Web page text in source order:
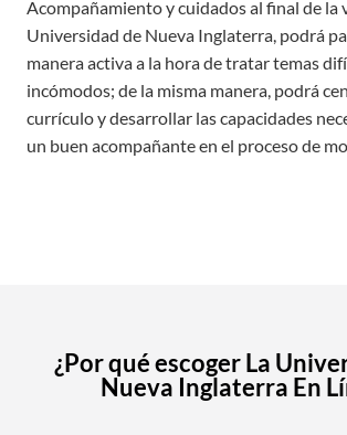
Acompañamiento y cuidados al final de la
Universidad de Nueva Inglaterra, podrá
manera activa a la hora de tratar temas
incómodos; de la misma manera, podrá
currículo y desarrollar las capacidades
un buen acompañante en el proceso de
¿Por qué escoger La
Nueva Inglaterra En